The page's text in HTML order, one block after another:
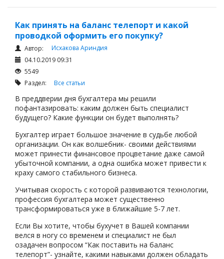
Как принять на баланс телепорт и какой
проводкой оформить его покупку?
Автор:
Исхакова Ариндия
04.10.2019 09:31
5549
Раздел: Все статьи
В преддверии дня бухгалтера мы решили
пофантазировать: каким должен быть специалист
будущего? Какие функции он будет выполнять?
Бухгалтер играет большое значение в судьбе любой
организации. Он как волшебник- своими действиями
может принести финансовое процветание даже самой
убыточной компании, а одна ошибка может привести к
краху самого стабильного бизнеса.
Учитывая скорость с которой развиваются технологии,
профессия бухгалтера может существенно
трансформироваться уже в ближайшие 5-7 лет.
Если Вы хотите, чтобы бухучет в Вашей компании
велся в ногу со временем и специалист не был
озадачен вопросом “Как поставить на баланс
телепорт”- узнайте, какими навыками должен обладать